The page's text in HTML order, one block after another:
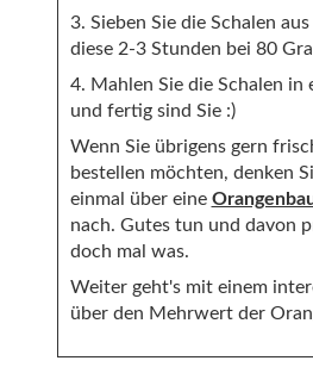
3. Sieben Sie die Schalen
diese 2-3 Stunden bei 80
4. Mahlen Sie die Schalen in
und fertig sind Sie :)
Wenn Sie übrigens gern
bestellen möchten, denken
einmal über eine
nach. Gutes tun und davon
doch mal was.
Weiter geht's mit einem
über den Mehrwert der